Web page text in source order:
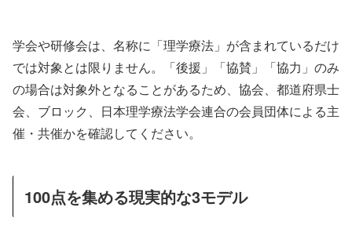
学会や研修会は、名称に「理学療法」が含まれているだけ
では対象とは限りません。「後援」「協賛」「協力」のみ
の場合は対象外となることがあるため、協会、都道府県士
会、ブロック、日本理学療法学会連合の会員団体による主
催・共催かを確認してください。
100点を集める現実的な3モデル